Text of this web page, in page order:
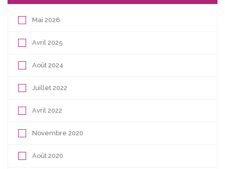
Mai 2026
Avril 2025
Août 2024
Juillet 2022
Avril 2022
Novembre 2020
Août 2020